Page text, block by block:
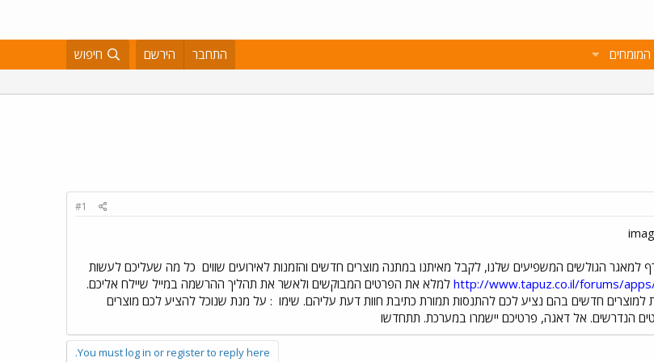
המומחים התחבר הירשם חיפוש
#1
הגולשים המשפיעים שלנו, לקבל מאיתנו במתנה מוצרים חדשים והזמנות לאירועים שווים כל מה שעליכם לעשות
http://www.tapuz.co.il/forums/ למלא את הפרטים המבוקשים ולאשר את תהליך ההרשמה במייל שיילח אליכם.
למוצרים חדשים בהם נציע לכם להתנסות תמורת כתיבת חוות דעת עליהם. שימו : על מנת שנוכל להציע לכם מוצרים
הנדרשים. אל דאגה, פרטיכם יישמרו במערכת. תתחדשו
You must log in or register to reply here.